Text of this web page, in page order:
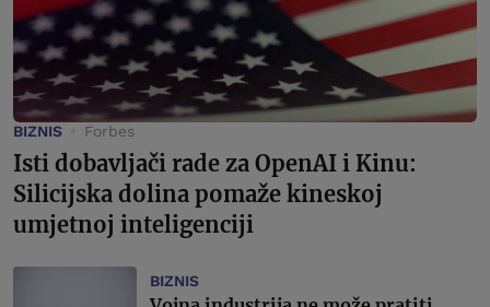
BIZNIS Forbes
Isti dobavljači rade za OpenAI i Kinu:
Silicijska dolina pomaže kineskoj
umjetnoj inteligenciji
BIZNIS